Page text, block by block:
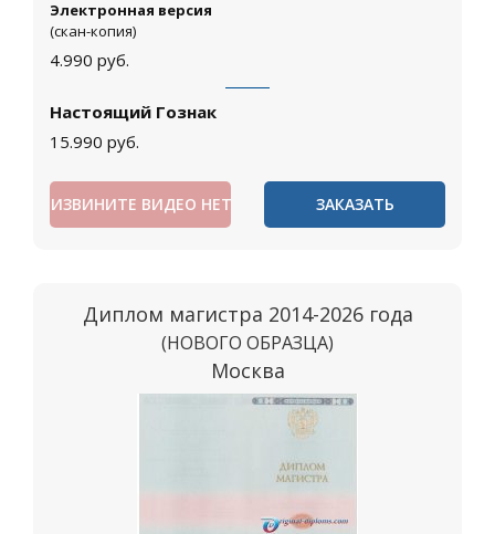
Электронная версия
(скан-копия)
4.990 руб.
Настоящий Гознак
15.990 руб.
ИЗВИНИТЕ ВИДЕО НЕТ ЗАКАЗАТЬ
Диплом магистра 2014-2026 года
(НОВОГО ОБРАЗЦА)
Москва